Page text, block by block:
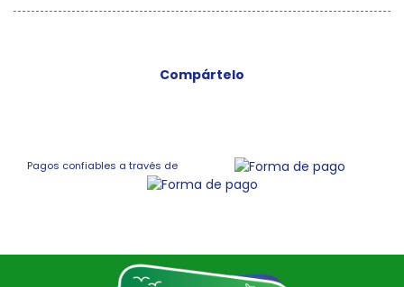
Compártelo
Pagos confiables a través de